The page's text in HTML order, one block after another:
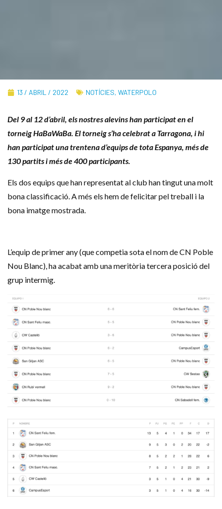
13 / ABRIL / 2022 NOTÍCIES, WATERPOLO
Del 9 al 12 d’abril, els nostres alevins han participat en el
torneig HaBaWaBa. El torneig s’ha celebrat a Tarragona, i hi
han participat una trentena d’equips de tota Espanya, més de
130 partits i més de 400 participants.
Els dos equips que han representat al club han tingut una molt
bona classificació. A més els hem de felicitar pel treball i la
bona imatge mostrada.
L’equip de primer any (que competia sota el nom de CN Poble
Nou Blanc), ha acabat amb una meritòria tercera posició del
grup intermig.